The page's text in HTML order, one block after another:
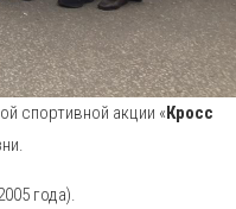
спортивной акции «Кросс
года).